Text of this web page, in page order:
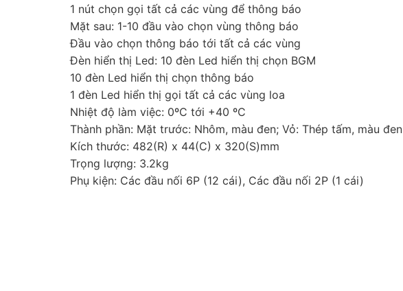
1 nút chọn gọi tất cả các vùng để thông báo
Mặt sau: 1-10 đầu vào chọn vùng thông báo
Đầu vào chọn thông báo tới tất cả các vùng
Đèn hiển thị Led: 10 đèn Led hiển thị chọn BGM
10 đèn Led hiển thị chọn thông báo
1 đèn Led hiển thị gọi tất cả các vùng loa
Nhiệt độ làm việc: 0ºC tới +40 ºC
Thành phần: Mặt trước: Nhôm, màu đen; Vỏ: Thép tấm, màu đen
Kích thước: 482(R) x 44(C) x 320(S)mm
Trọng lượng: 3.2kg
Phụ kiện: Các đầu nối 6P (12 cái), Các đầu nối 2P (1 cái)